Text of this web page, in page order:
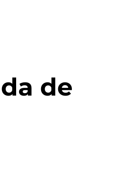
de